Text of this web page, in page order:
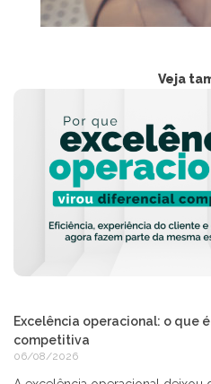
Veja
Excelência operacional: o que
competitiva
06/08/2026